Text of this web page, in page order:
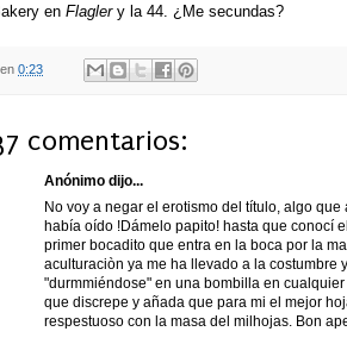
en Flaglery la 44. ¿Me secundas?
en 0:23
comentarios:
Anónimo dijo...
No voy a negar el erotismo del título, algo
había oído !Dámelo papito! hasta que conocí
primer bocadito que entra en la boca por la
aculturaciòn ya me ha llevado a la costumbre
"durmmiéndose" en una bombilla en
que discrepe y añada que para mi el mejor
respestuoso con la masa del milhojas. Bon